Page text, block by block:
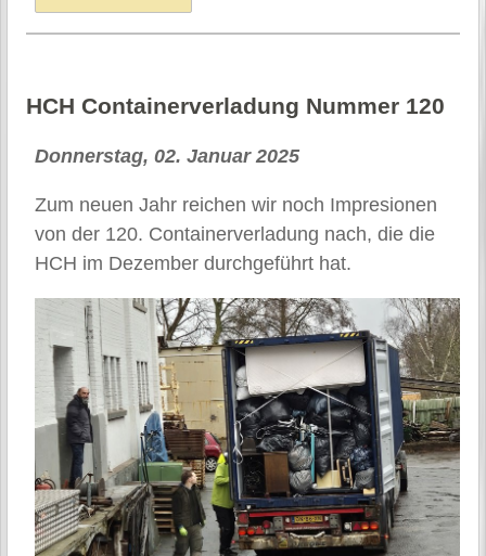
HCH Container­verladung Nummer 120
Donnerstag, 02. Januar 2025
Zum neuen Jahr reichen wir noch Impresionen
von der 120. Containerverladung nach, die die
HCH im Dezember durchgeführt hat.